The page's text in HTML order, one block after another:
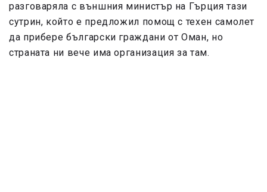
разговаряла с външния министър на Гърция тази
сутрин, който е предложил помощ с техен самолет
да прибере български граждани от Оман, но
страната ни вече има организация за там.